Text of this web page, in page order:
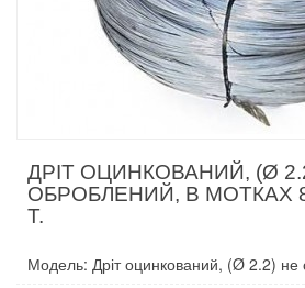
ДРІТ ОЦИНКОВАНИЙ, (Ø
ОБРОБЛЕНИЙ, В МОТКАХ
Т.
Модель: Дріт оцинкований, (Ø 2.2) не